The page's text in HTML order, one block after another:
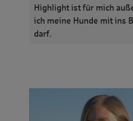
Highlight ist für mich
ich meine Hunde mit ins
darf.